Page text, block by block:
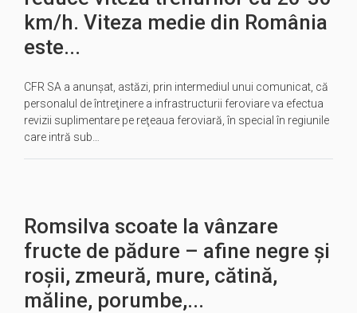
km/h. Viteza medie din România
este...
CFR SA a anunșat, astăzi, prin intermediul unui comunicat, că
personalul de întreţinere a infrastructurii feroviare va efectua
revizii suplimentare pe reţeaua feroviară, în special în regiunile
care intră sub…
Romsilva scoate la vânzare
fructe de pădure – afine negre și
roșii, zmeură, mure, cătină,
măline, porumbe,...